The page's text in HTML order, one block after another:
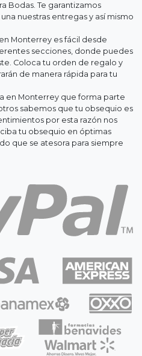
Bodas. Te garantizamos
nuestras entregas y así mismo
Monterrey es fácil desde
secciones, donde puedes
Coloca tu orden de regalo y
de manera rápida para tu
en Monterrey que forma parte
sabemos que tu obsequio es
por esta razón nos
tu obsequio en óptimas
que se atesora para siempre